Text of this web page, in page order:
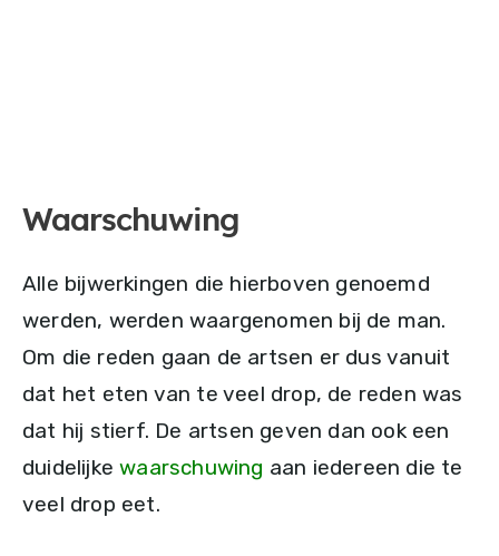
Waarschuwing
Alle bijwerkingen die hierboven genoemd
werden, werden waargenomen bij de man.
Om die reden gaan de artsen er dus vanuit
dat het eten van te veel drop, de reden was
dat hij stierf. De artsen geven dan ook een
duidelijkewaarschuwing aan iedereen die te
veel drop eet.